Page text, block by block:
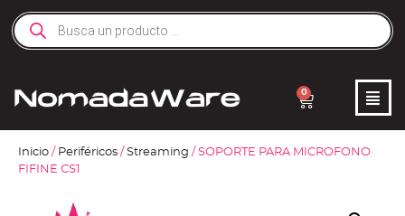
0
Inicio / Periféricos / Streaming / SOPORTE PARA MICROFONO
FIFINE CS1